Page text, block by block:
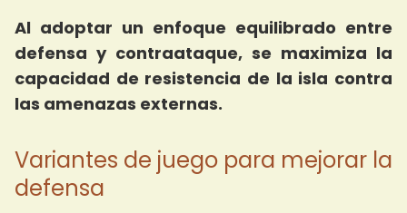
Al adoptar un enfoque equilibrado entre
defensa y contraataque, se maximiza la
capacidad de resistencia de la isla contra
las amenazas externas.
Variantes de juego para mejorar la
defensa